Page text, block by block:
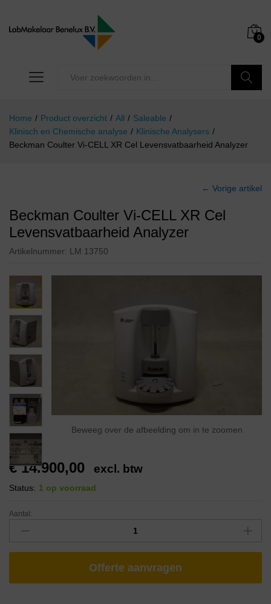
0
Home / Product overzicht / All / Saleable /
Klinisch en Chemische analyse / Klinische Analysers /
Beckman Coulter Vi-CELL XR Cel Levensvatbaarheid Analyzer
← Vorige artikel
Beckman Coulter Vi-CELL XR Cel
Levensvatbaarheid Analyzer
Artikelnummer: LM 13750
Beweeg over de afbeelding om in te zoomen
€14.900,00 excl. btw
Status: 1 op voorraad
Aantal:
Offerte aanvragen